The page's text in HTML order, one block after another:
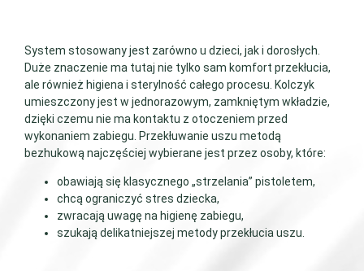
System stosowany jest zarówno u dzieci, jak i dorosłych.
Duże znaczenie ma tutaj nie tylko sam komfort przekłucia,
ale również higiena i sterylność całego procesu. Kolczyk
umieszczony jest w jednorazowym, zamkniętym wkładzie,
dzięki czemu nie ma kontaktu z otoczeniem przed
wykonaniem zabiegu. Przekłuwanie uszu metodą
bezhukową najczęściej wybierane jest przez osoby, które:
obawiają się klasycznego „strzelania” pistoletem,
chcą ograniczyć stres dziecka,
zwracają uwagę na higienę zabiegu,
szukają delikatniejszej metody przekłucia uszu.